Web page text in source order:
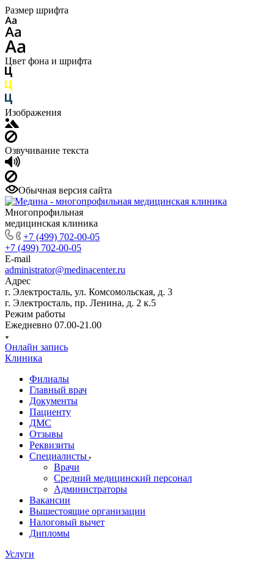
Размер шрифта
Цвет фона и шрифта
Изображения
Озвучивание текста
Обычная версия сайта
Многопрофильная
медицинская клиника
+7 (499) 702-00-05
+7 (499) 702-00-05
E-mail
administrator@medinacenter.ru
Адрес
г. Электросталь, ул. Комсомольская, д. 3
г. Электросталь, пр. Ленина, д. 2 к.5
Режим работы
Ежедневно 07.00-21.00
Онлайн запись
Клиника
Филиалы
Главный врач
Документы
Пациенту
ДМС
Отзывы
Реквизиты
Специалисты
Врачи
Средний медицинский персонал
Администраторы
Вакансии
Вышестоящие организации
Налоговый вычет
Дипломы
Услуги